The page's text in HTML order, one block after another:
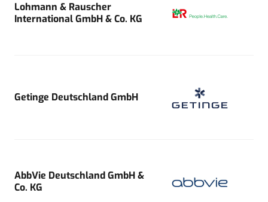
Lohmann & Rauscher
International GmbH & Co. KG
Getinge Deutschland GmbH
AbbVie Deutschland GmbH &
Co. KG